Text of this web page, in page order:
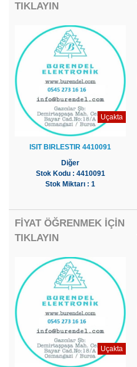
TIKLAYIN
Uçakta
ISIT BIRLESTIR 4410091
Diğer
Stok Kodu : 4410091
Stok Miktarı : 1
FİYAT ÖĞRENMEK İÇİN
TIKLAYIN
Uçakta